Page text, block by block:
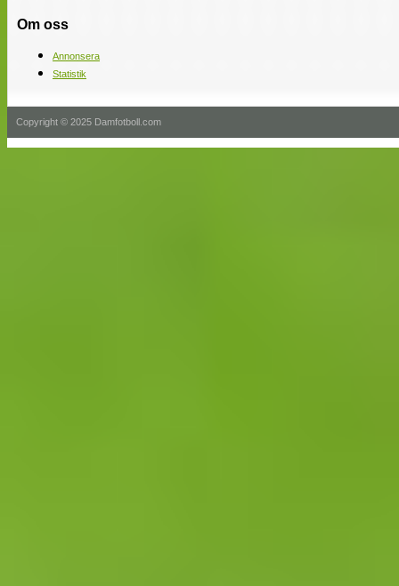
Om oss
Annonsera
Statistik
Copyright © 2025 Damfotboll.com